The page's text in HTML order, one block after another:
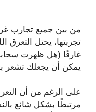
من بين جميع تجارب
تجربتها، يحتل التعرق
غارقًا (هل ظهرت
يمكن أن يجعلك تشعر
على الرغم من أن
مرتبطًا بشكل شائع